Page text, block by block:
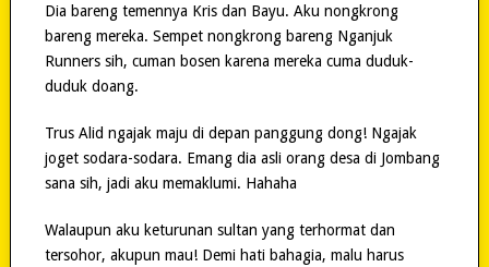
Dia bareng temennya Kris dan Bayu. Aku nongkrong
bareng mereka. Sempet nongkrong bareng Nganjuk
Runners sih, cuman bosen karena mereka cuma duduk-
duduk doang.
Trus Alid ngajak maju di depan panggung dong! Ngajak
joget sodara-sodara. Emang dia asli orang desa di Jombang
sana sih, jadi aku memaklumi. Hahaha
Walaupun aku keturunan sultan yang terhormat dan
tersohor, akupun mau! Demi hati bahagia, malu harus